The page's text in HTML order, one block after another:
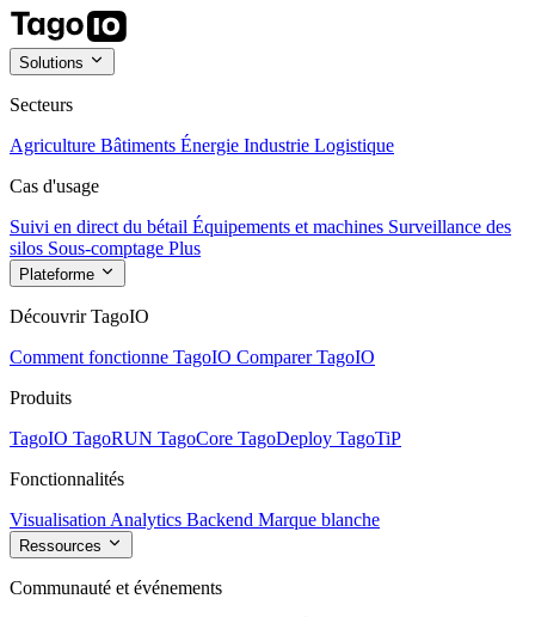
Solutions
Secteurs
Agriculture Bâtiments Énergie Industrie Logistique
Cas d'usage
Suivi en direct du bétail Équipements et machines Surveillance des
silos Sous-comptage Plus
Plateforme
Découvrir TagoIO
Comment fonctionne TagoIO Comparer TagoIO
Produits
TagoIO TagoRUN TagoCore TagoDeploy TagoTiP
Fonctionnalités
Visualisation Analytics Backend Marque blanche
Ressources
Communauté et événements